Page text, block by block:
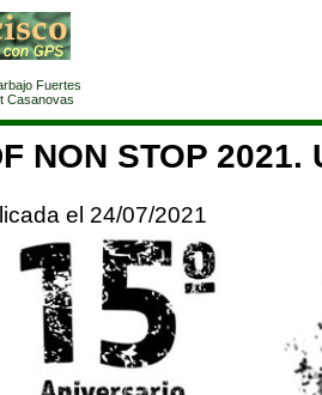
Fuertes
Casanovas
NON STOP
el 24/07/2021